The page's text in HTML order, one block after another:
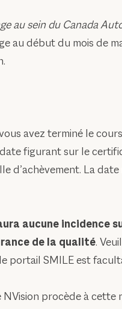
au sein du Canada
au début du mois de
avez terminé le
figurant sur le
d’achèvement. La date
aucune incidence
de la qualité.
portail SMILE est
procède à cette